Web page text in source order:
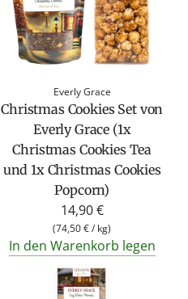
Everly Grace
Christmas Cookies Set von
Everly Grace (1x
Christmas Cookies Tea
und 1x Christmas Cookies
Popcorn)
14,90 €
(74,50 €/ kg)
In den Warenkorb legen